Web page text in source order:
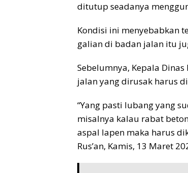
ditutup seadanya
Kondisi ini menyebabkan
galian di badan jalan itu
Sebelumnya, Kepala Dinas
jalan yang dirusak harus
“Yang pasti lubang yang
misalnya kalau rabat
aspal lapen maka harus
Rus’an, Kamis, 13 Maret